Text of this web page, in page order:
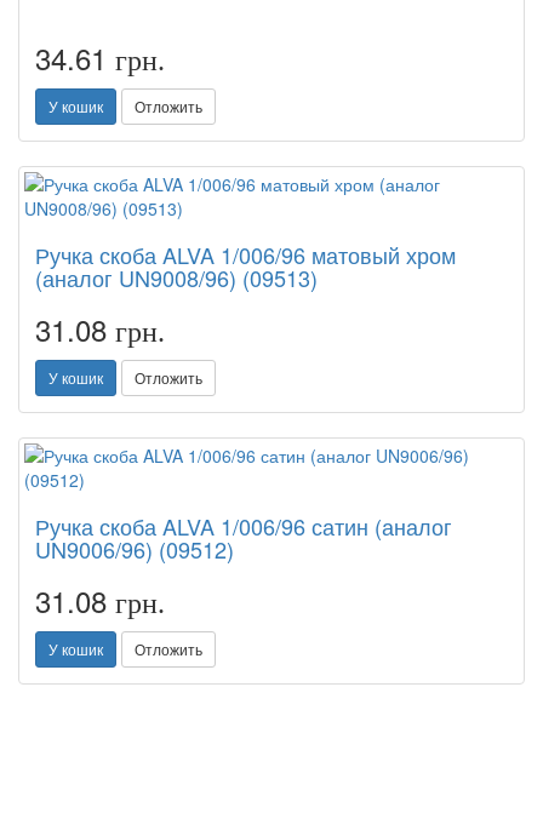
34.61 грн.
У кошик Отложить
Ручка скоба ALVA 1/006/96 матовый хром
(аналог UN9008/96) (09513)
31.08 грн.
У кошик Отложить
Ручка скоба ALVA 1/006/96 сатин (аналог
UN9006/96) (09512)
31.08 грн.
У кошик Отложить